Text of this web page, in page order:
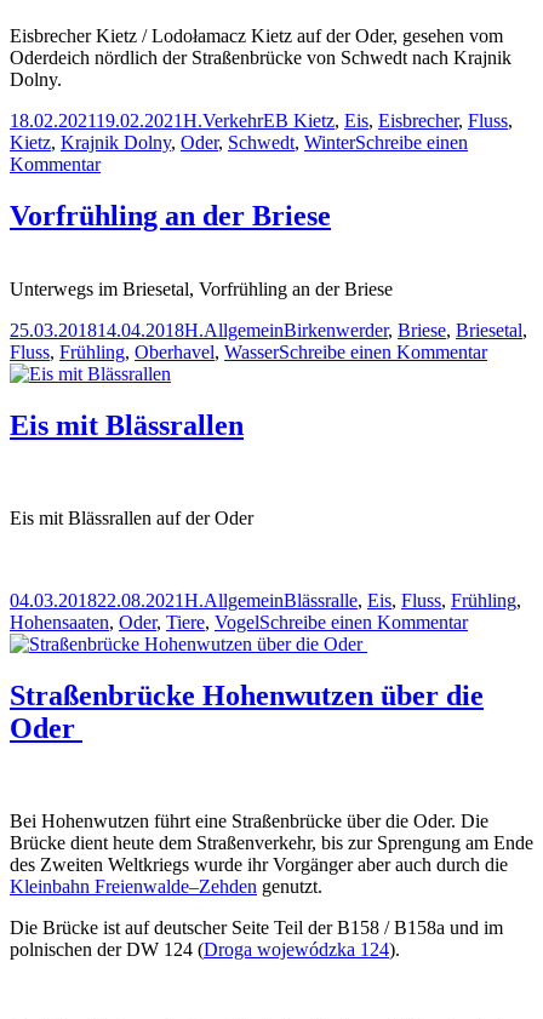
Eisbrecher Kietz / Lodołamacz Kietz auf der Oder, gesehen vom
Oderdeich nördlich der Straßenbrücke von Schwedt nach Krajnik
Dolny.
Veröffentlicht
am
18.02.202119.02.2021Autor
H.Kategorien
VerkehrSchlagwörter
EB Kietz, Eis, Eisbrecher, Fluss,
Kietz, Krajnik Dolny, Oder, Schwedt, WinterSchreibe einen
Kommentarzu
Kietz
auf
Vorfrühling an der Briese
Unterwegs im Briesetal, Vorfrühling an der Briese
Veröffentlicht
am
25.03.201814.04.2018Autor
H.Kategorien
AllgemeinSchlagwörter
Birkenwerder, Briese, Briesetal,
Fluss, Frühling, Oberhavel, WasserSchreibe einen Kommentarzu
Eis mit Blässrallen
Eis mit Blässrallen auf der Oder
Veröffentlicht
am
04.03.201822.08.2021Autor
H.Kategorien
AllgemeinSchlagwörter
Blässralle, Eis, Fluss, Frühling,
Hohensaaten, Oder, Tiere, VogelSchreibe einen Kommentarzu
Straßenbrücke Hohenwutzen über die
Oder
Bei Hohenwutzen führt eine Straßenbrücke über die Oder. Die
Brücke dient heute dem Straßenverkehr, bis zur Sprengung am Ende
des Zweiten Weltkriegs wurde ihr Vorgänger aber auch durch die
Kleinbahn Freienwalde–Zehden genutzt.
Die Brücke ist auf deutscher Seite Teil der B158 / B158a und im
polnischen der DW 124 (Droga wojewódzka 124).